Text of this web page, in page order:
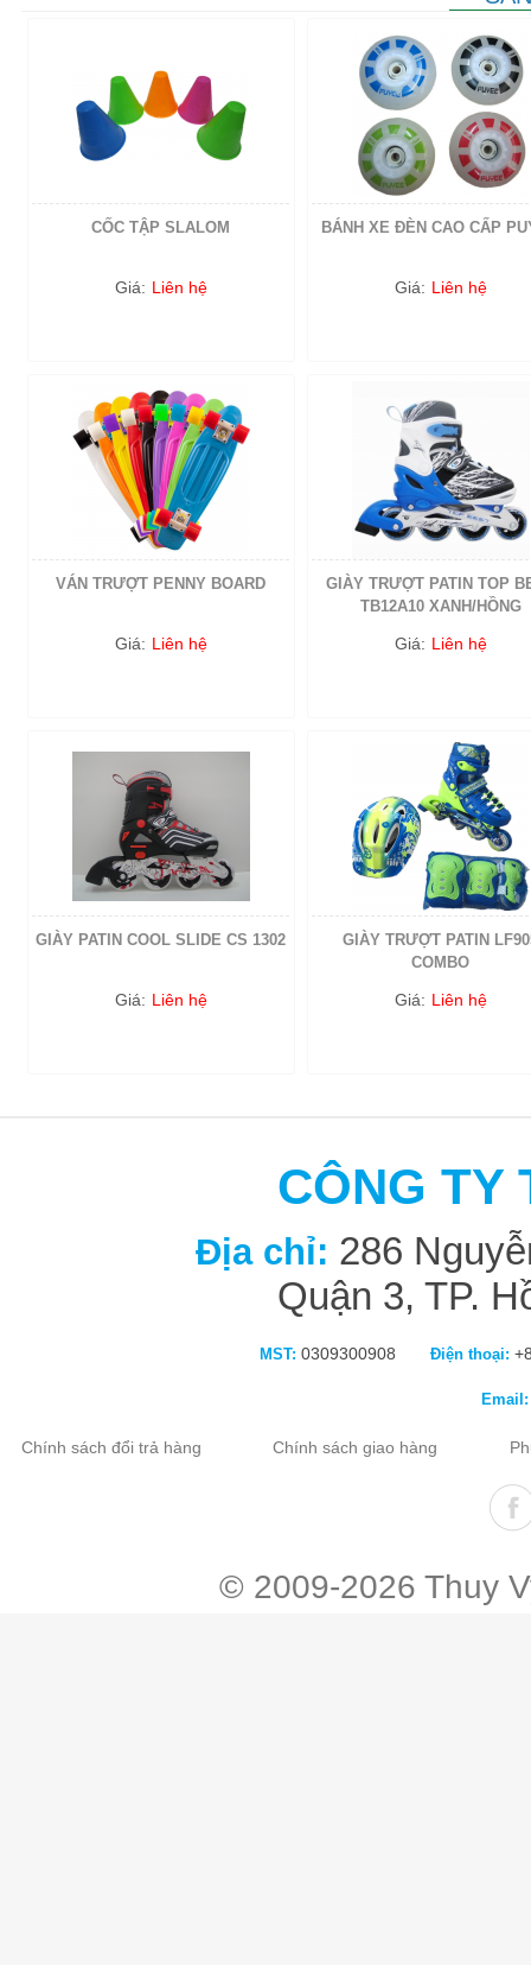
CỐC TẬP SLALOM
Giá: Liên hệ
BÁNH XE ĐÈN CAO CẤP
Giá: Liên hệ
VÁN TRƯỢT PENNY BOARD
Giá: Liên hệ
GIÀY TRƯỢT PATIN TOP
TB12A10 XANH/HỒNG
Giá: Liên hệ
GIÀY PATIN COOL SLIDE CS 1302
Giá: Liên hệ
GIÀY TRƯỢT PATIN
COMBO
Giá: Liên hệ
CÔNG TY
Địa chỉ: 286
Quận 3, TP.
MST: 0309300908 Điện thoại:
Email:
Chính sách đổi trả hàng Chính sách giao hàng
© 2009-2026 Thuy